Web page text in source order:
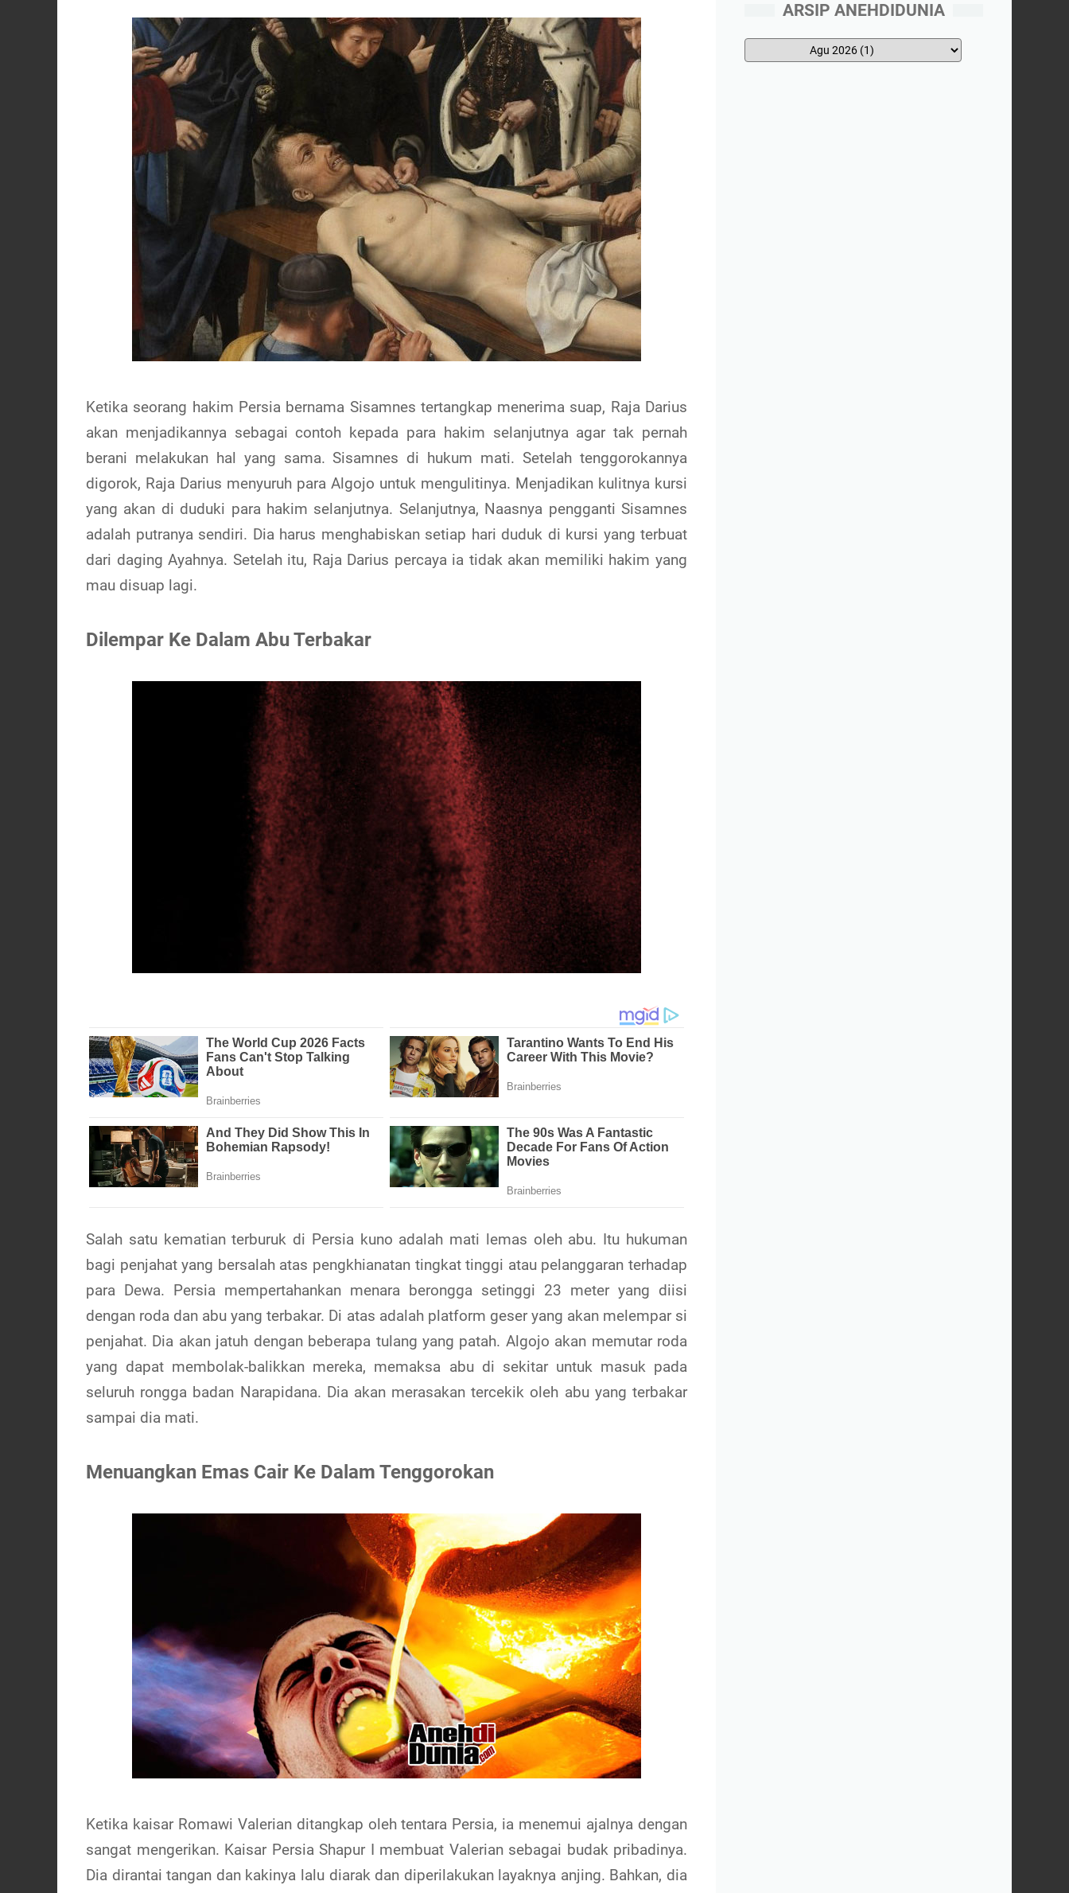
Ketika seorang hakim Persia bernama Sisamnes tertangkap menerima suap, Raja Darius
akan menjadikannya sebagai contoh kepada para hakim selanjutnya agar tak pernah
berani melakukan hal yang sama. Sisamnes di hukum mati. Setelah tenggorokannya
digorok, Raja Darius menyuruh para Algojo untuk mengulitinya. Menjadikan kulitnya kursi
yang akan di duduki para hakim selanjutnya. Selanjutnya, Naasnya pengganti Sisamnes
adalah putranya sendiri. Dia harus menghabiskan setiap hari duduk di kursi yang terbuat
dari daging Ayahnya. Setelah itu, Raja Darius percaya ia tidak akan memiliki hakim yang
mau disuap lagi.
Dilempar Ke Dalam Abu Terbakar
Salah satu kematian terburuk di Persia kuno adalah mati lemas oleh abu. Itu hukuman
bagi penjahat yang bersalah atas pengkhianatan tingkat tinggi atau pelanggaran terhadap
para Dewa. Persia mempertahankan menara berongga setinggi 23 meter yang diisi
dengan roda dan abu yang terbakar. Di atas adalah platform geser yang akan melempar si
penjahat. Dia akan jatuh dengan beberapa tulang yang patah. Algojo akan memutar roda
yang dapat membolak-balikkan mereka, memaksa abu di sekitar untuk masuk pada
seluruh rongga badan Narapidana. Dia akan merasakan tercekik oleh abu yang terbakar
sampai dia mati.
Menuangkan Emas Cair Ke Dalam Tenggorokan
Ketika kaisar Romawi Valerian ditangkap oleh tentara Persia, ia menemui ajalnya dengan
sangat mengerikan. Kaisar Persia Shapur I membuat Valerian sebagai budak pribadinya.
Dia dirantai tangan dan kakinya lalu diarak dan diperilakukan layaknya anjing. Bahkan, dia
ARSIP ANEHDIDUNIA